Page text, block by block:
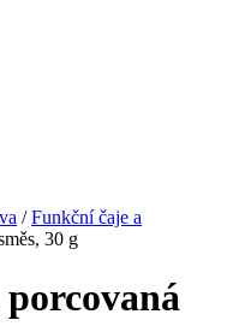
/Funkční čaje a
30 g